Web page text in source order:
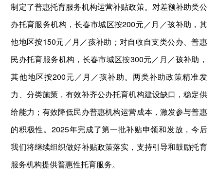
制定了普惠托育服务机构运营补贴政策。对差额补助类公
办托育服务机构，长春市城区按200元／月／孩补助，其
他地区按150元／月／孩补助；对自收自支类公办、普惠
民办托育服务机构，长春市城区按300元／月／孩补助，
其他地区按200元／月／孩补助。两类补助政策精准发
力、分类施策，有效补齐公办托育机构建设缺口，稳定供
给能力；有效降低民办普惠机构运营成本，激发参与普惠
的积极性。2025年完成了第一批补贴申领和发放，今后
我们将继续组织做好补贴政策落实，支持引导和鼓励托育
服务机构提供普惠性托育服务。